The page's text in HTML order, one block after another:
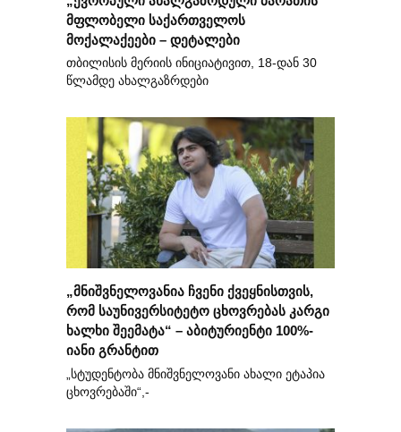
მფლობელი საქართველოს
მოქალაქეები – დეტალები
თბილისის მერიის ინიციატივით, 18-დან 30
წლამდე ახალგაზრდები
„მნიშვნელოვანია ჩვენი ქვეყნისთვის,
რომ საუნივერსიტეტო ცხოვრებას კარგი
ხალხი შეემატა“ – აბიტურიენტი 100%-
იანი გრანტით
„სტუდენტობა მნიშვნელოვანი ახალი ეტაპია
ცხოვრებაში“,-